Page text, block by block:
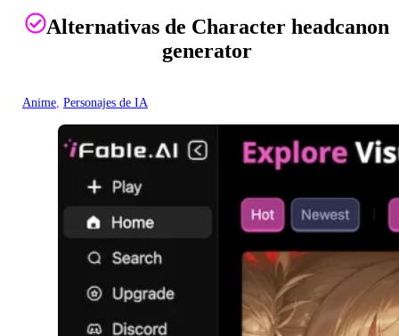
Alternativas de Character headcanon
generator
Anime, Personajes de IA